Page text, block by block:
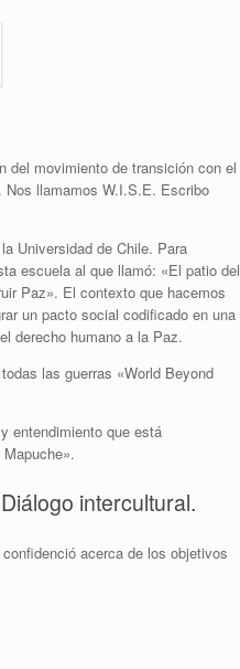
del movimiento de transición con el
Nos llamamos W.I.S.E. Escribo
Universidad de Chile. Para
escuela al que llamó: «El patio del
Paz». El contexto que hacemos
un pacto social codificado en una
derecho humano a la Paz.
las guerras «World Beyond
entendimiento que está
intercultural.
acerca de los objetivos